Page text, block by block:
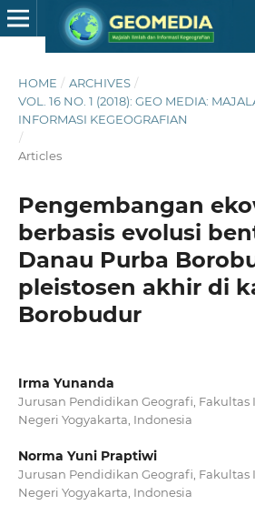
HOME / ARCHIVES /
VOL. 16 NO. 1 (2018): GEO MEDIA:
INFORMASI KEGEOGRAFIAN
/
Articles
Pengembangan
berbasis evolusi
Danau Purba
pleistosen akhir di
Borobudur
Irma Yunanda
Jurusan Pendidikan Geografi, Fakultas
Negeri Yogyakarta, Indonesia
Norma Yuni Praptiwi
Jurusan Pendidikan Geografi, Fakultas
Negeri Yogyakarta, Indonesia